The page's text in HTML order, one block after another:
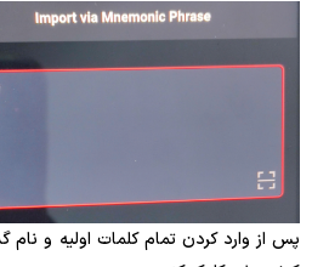
پس از وارد کردن تمام کلمات اولیه و نام